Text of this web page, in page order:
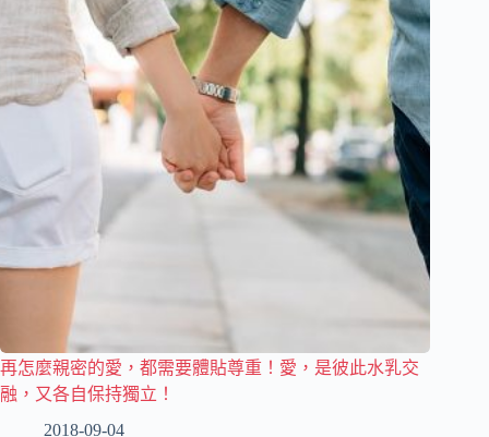
再怎麼親密的愛，都需要體貼尊重！愛，是彼此水乳交
融，又各自保持獨立！
2018-09-04